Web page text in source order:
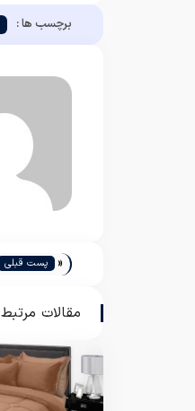
برچسب ها :
« پست قبلی
مقالات مرتبط